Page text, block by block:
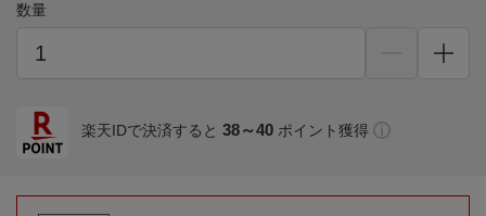
数量
楽天IDで決済すると 38～40 ポイント獲得